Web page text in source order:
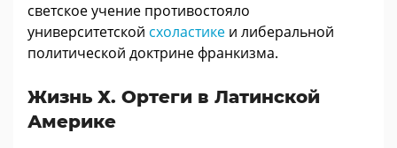
светское учение противостояло
университетской схоластике и либеральной
политической доктрине франкизма.
Жизнь Х. Ортеги в Латинской
Америке